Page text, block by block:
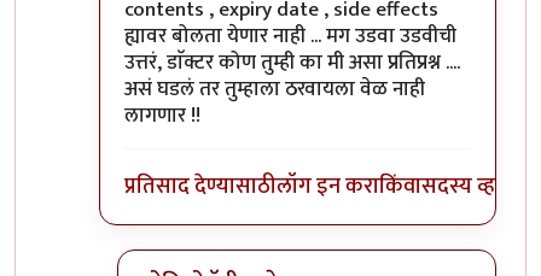
contents , expiry date , side effects
ह्यावर बोलता येणार नाही ... मग उडवा उडवीची
उत्तरं, डाॅक्टर कोण तुम्ही का मी असा प्रतिप्रश्न ....
असं घडलं तर तुम्हाला ठरवायला वेळ नाही
लागणार !!
प्रतिसाद देण्यासाठीलॉग इन कराकिंवासदस्य व्हा